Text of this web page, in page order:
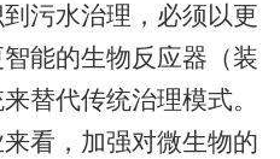
污水治理，必须以更
能的生物反应器（装
替代传统治理模式。
看，加强对微生物的